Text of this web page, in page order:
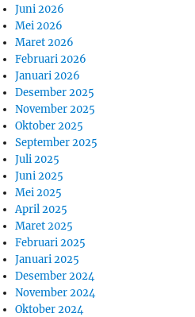
Juni 2026
Mei 2026
Maret 2026
Februari 2026
Januari 2026
Desember 2025
November 2025
Oktober 2025
September 2025
Juli 2025
Juni 2025
Mei 2025
April 2025
Maret 2025
Februari 2025
Januari 2025
Desember 2024
November 2024
Oktober 2024